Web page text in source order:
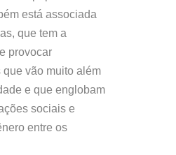
está associada
que tem a
provocar
que vão muito além
e que englobam
sociais e
entre os